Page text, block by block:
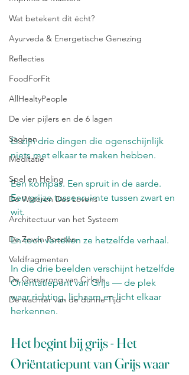
Wat betekent dit écht?
Ayurveda & Energetische Genezing
Reflecties
FoodForFit
AllHealtyPeople
De vier pijlers en de 6 lagen
Saghen
Meditatie
Spel en Heling
De Wateren Des Levens
Architectuur van het Systeem
De Zeven Poorten
Veldfragmenten
De Oorsprong van Cirkels
De wachter van de dunne Tijd
Er zijn drie dingen die ogenschijnlijk
niets met elkaar te maken hebben.
Een kompas. Een spruit in de aarde.
Een grijze tussenruimte tussen zwart en
wit.
En toch vertellen ze hetzelfde verhaal.
In die drie beelden verschijnt hetzelfde
Oriëntatiepunt van Grijs — de plek
waar richting, lichaam en licht elkaar
herkennen.
Het begint bij grijs - Het
Oriëntatiepunt van Grijs waar